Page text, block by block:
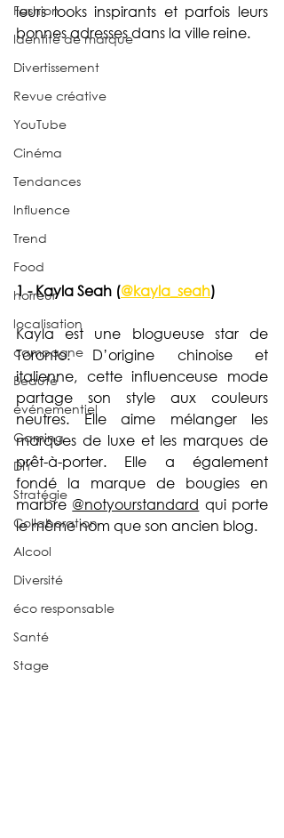
Fashion
Identité de marque
Divertissement
Revue créative
YouTube
Cinéma
Tendances
Influence
Trend
Food
horreur
localisation
campagne
Beauté
événementiel
Gaming
DIY
Stratégie
Collaboration
Alcool
Diversité
éco responsable
Santé
Stage
leurs looks inspirants et parfois leurs
bonnes adresses dans la ville reine.
1 - Kayla Seah (@kayla_seah)
Kayla est une blogueuse star de
Toronto. D’origine chinoise et
italienne, cette influenceuse mode
partage son style aux couleurs
neutres. Elle aime mélanger les
marques de luxe et les marques de
prêt-à-porter. Elle a également
fondé la marque de bougies en
marbre @notyourstandard qui porte
le même nom que son ancien blog.